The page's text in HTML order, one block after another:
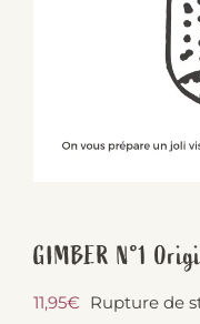
GIMBER N°1
11,95€ Rupture de